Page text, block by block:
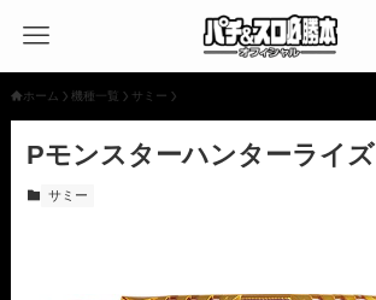
ホーム 機種一覧 サミー
Pモンスターハンターライズ
サミー